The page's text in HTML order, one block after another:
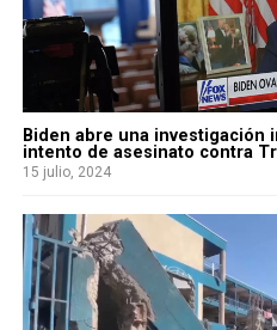
Biden abre una investigación
intento de asesinato contra
15 julio, 2024